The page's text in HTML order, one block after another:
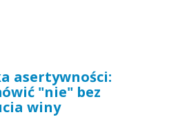
asertywności:
"nie" bez
winy